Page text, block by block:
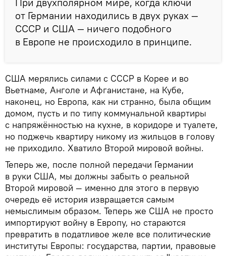
от Германии находились в двух руках —
СССР и США — ничего подобного
в Европе не происходило в принципе.
США мерялись силами с СССР в Корее и во
Вьетнаме, Анголе и Афганистане, на Кубе,
наконец, но Европа, как ни странно, была общим
домом, пусть и по типу коммунальной квартиры
с напряжённостью на кухне, в коридоре и туалете,
но поджечь квартиру никому из жильцов в голову
не приходило. Хватило Второй мировой войны.
Теперь же, после полной передачи Германии
в руки США, мы должны забыть о реальной
Второй мировой — именно для этого в первую
очередь её история извращается самым
немыслимым образом. Теперь же США не просто
импортируют войну в Европу, но стараются
превратить в податливое желе все политические
институты Европы: государства, партии, правовые